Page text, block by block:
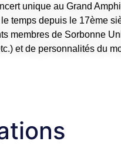
unique au Grand
temps depuis le 17ème
membres de Sorbonne
et de personnalités du